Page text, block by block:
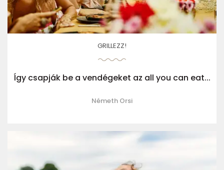
GRILLEZZ!
Így csapják be a vendégeket az all you can eat...
Németh Orsi